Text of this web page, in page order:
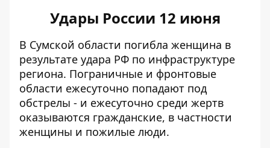
Удары России 12 июня
В Сумской области погибла женщина в
результате удара РФ по инфраструктуре
региона. Пограничные и фронтовые
области ежесуточно попадают под
обстрелы - и ежесуточно среди жертв
оказываются гражданские, в частности
женщины и пожилые люди.